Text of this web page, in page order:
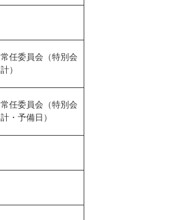
常任委員会（特別会
計）
常任委員会（特別会
計・予備日）